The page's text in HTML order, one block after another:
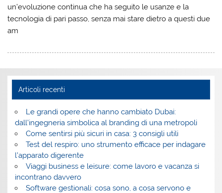
un’evoluzione continua che ha seguito le usanze e la
tecnologia di pari passo, senza mai stare dietro a questi due
am
Articoli recenti
Le grandi opere che hanno cambiato Dubai:
dall’ingegneria simbolica al branding di una metropoli
Come sentirsi più sicuri in casa: 3 consigli utili
Test del respiro: uno strumento efficace per indagare
l’apparato digerente
Viaggi business e leisure: come lavoro e vacanza si
incontrano davvero
Software gestionali: cosa sono, a cosa servono e